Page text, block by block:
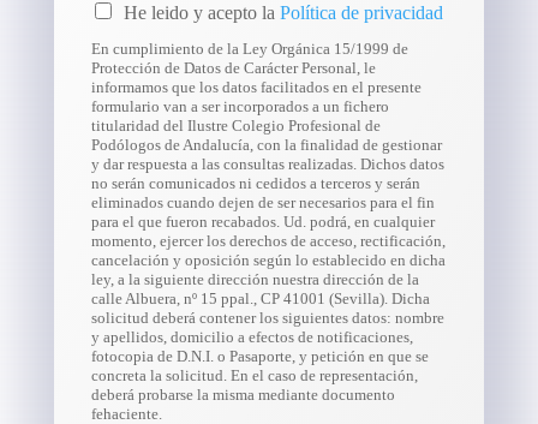
He leido y acepto la Política de privacidad
En cumplimiento de la Ley Orgánica 15/1999 de
Protección de Datos de Carácter Personal, le
informamos que los datos facilitados en el presente
formulario van a ser incorporados a un fichero
titularidad del Ilustre Colegio Profesional de
Podólogos de Andalucía, con la finalidad de gestionar
y dar respuesta a las consultas realizadas. Dichos datos
no serán comunicados ni cedidos a terceros y serán
eliminados cuando dejen de ser necesarios para el fin
para el que fueron recabados. Ud. podrá, en cualquier
momento, ejercer los derechos de acceso, rectificación,
cancelación y oposición según lo establecido en dicha
ley, a la siguiente dirección nuestra dirección de la
calle Albuera, nº 15 ppal., CP 41001 (Sevilla). Dicha
solicitud deberá contener los siguientes datos: nombre
y apellidos, domicilio a efectos de notificaciones,
fotocopia de D.N.I. o Pasaporte, y petición en que se
concreta la solicitud. En el caso de representación,
deberá probarse la misma mediante documento
fehaciente.